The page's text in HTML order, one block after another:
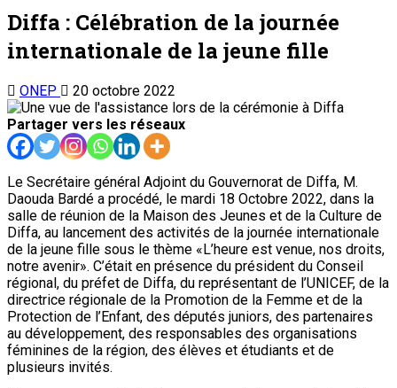
Diffa : Célébration de la journée
internationale de la jeune fille
ONEP
20 octobre 2022
Partager vers les réseaux
Le Secrétaire général Adjoint du Gouvernorat de Diffa, M.
Daouda Bardé a procédé, le mardi 18 Octobre 2022, dans la
salle de réunion de la Maison des Jeunes et de la Culture de
Diffa, au lancement des activités de la journée internationale
de la jeune fille sous le thème «L’heure est venue, nos droits,
notre avenir». C’était en présence du président du Conseil
régional, du préfet de Diffa, du représentant de l’UNICEF, de la
directrice régionale de la Promotion de la Femme et de la
Protection de l’Enfant, des députés juniors, des partenaires
au développement, des responsables des organisations
féminines de la région, des élèves et étudiants et de
plusieurs invités.